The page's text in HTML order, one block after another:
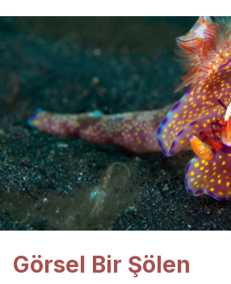
Görsel Bir Şölen